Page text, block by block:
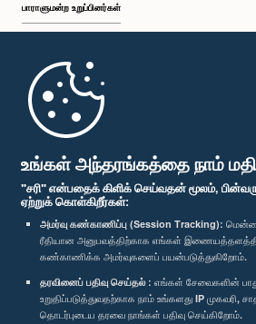
உங்கள் அந்தரங்கத்தை நாம்
"சரி" என்பதைக் கிளிக் செய்வதன் மூலம்,
ஏற்றுக் கொள்கிறீர்கள்:
அமர்வு கண்காணிப்பு (Session Tracking):
ரீதியான அனுபவத்திற்காக எங்கள்
கண்காணிக்க அமர்வுகளைப் பயன்படுத்துகிறோம்.
தரவினைப் பதிவு செய்தல் : எங்கள் சேவைகளின்
உறுதிப்படுத்துவதற்காக நாம் உங்களது IP முகவரி,
தொடர்புடைய தரவை நாங்கள் பதிவு செய்கிறோம்.
பாராளுமன்ற உறுப்பினர்கள்
முதற்பக்கம்
பாராளுமன்ற கையடக்க செயலி
எம்மை பின்தொடர்க :
விருதுகள்